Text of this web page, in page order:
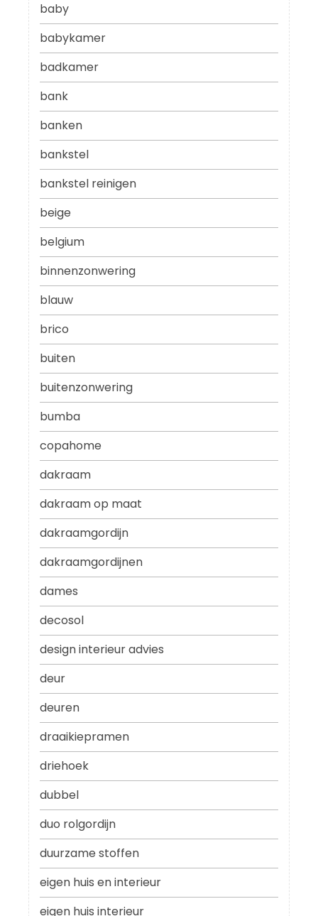
baby
babykamer
badkamer
bank
banken
bankstel
bankstel reinigen
beige
belgium
binnenzonwering
blauw
brico
buiten
buitenzonwering
bumba
copahome
dakraam
dakraam op maat
dakraamgordijn
dakraamgordijnen
dames
decosol
design interieur advies
deur
deuren
draaikiepramen
driehoek
dubbel
duo rolgordijn
duurzame stoffen
eigen huis en interieur
eigen huis interieur